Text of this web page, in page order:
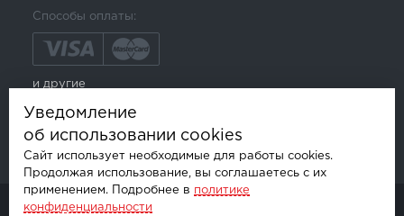
Способы оплаты:
и другие
© AKSGROUP, 2026.
Уведомление
об использовании cookies
Сайт использует необходимые для работы cookies.
Продолжая использование, вы соглашаетесь с их
применением. Подробнее в политике
конфиденциальности